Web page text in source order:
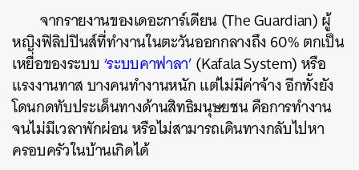
จากรายงานของเดอะการ์เดียน (The Guardian) ผู้
หญิงฟิลิปปินส์ที่ทำงานในตะวันออกกลางถึง 60% ตกเป็น
เหยื่อของระบบ ‘ระบบคาฟาลา’(Kafala System) หรือ
แรงงานทาส บางคนทำงานหนัก แต่ไม่มีค่าจ้าง อีกทั้งยัง
โดนกดทับประเด็นทางด้านสิทธิมนุษยชน คือการทำงาน
จนไม่มีเวลาพักผ่อน หรือไม่สามารถเดินทางกลับไปหา
ครอบครัวในบ้านเกิดได้